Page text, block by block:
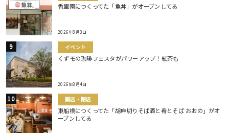
香里園につくってた「魚丼」がオープンしてる
2026年8月3日
イベント
くずモの珈琲フェスタがパワーアップ！紅茶も
2026年8月4日
開店・閉店
東船橋につくってた「胡麻切りそば酒と肴とそば おおの」がオ
ープンしてる